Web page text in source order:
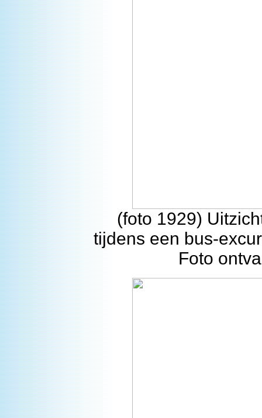
(foto 1929)
tijdens een bus-
Foto